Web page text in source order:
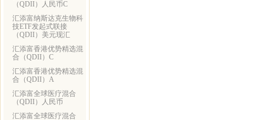
（QDII）人民币C
汇添富纳斯达克生物科
技ETF发起式联接
（QDII）美元现汇
汇添富香港优势精选混
合（QDII）C
汇添富香港优势精选混
合（QDII）A
汇添富全球医疗混合
（QDII）人民币
汇添富全球医疗混合